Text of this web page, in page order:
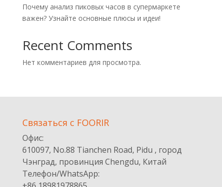
Почему анализ пиковых часов в супермаркете
важен? Узнайте основные плюсы и идеи!
Recent Comments
Нет комментариев для просмотра.
Cвязаться с FOORIR
Офис:
610097, No.88 Tianchen Road, Pidu , город
Чэнград, провинция Chengdu, Китай
Телефон/WhatsApp: